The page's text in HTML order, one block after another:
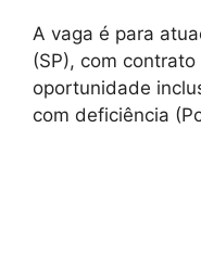
A vaga é para
(SP), com
oportunidade
com deficiência